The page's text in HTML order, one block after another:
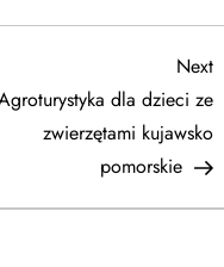
Next
dla dzieci ze
zwierzętami kujawsko
pomorskie